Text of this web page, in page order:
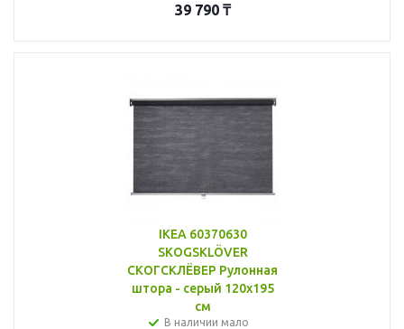
39 790₸
IKEA 60370630
SKOGSKLÖVER
СКОГСКЛЁВЕР Рулонная
штора - серый 120x195
см
В наличии мало